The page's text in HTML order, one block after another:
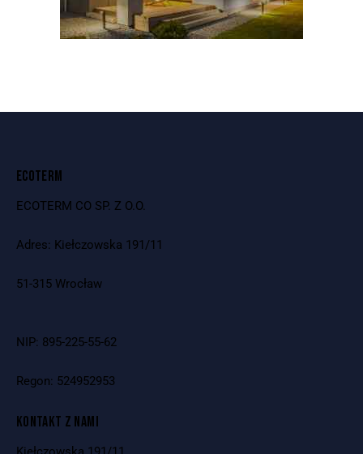
ECOTERM
ECOTERM CO SP. Z O.O.
Adres: Kiełczowska 191/11
51-315 Wrocław
NIP: 895-225-55-62
Regon: 524952953
KONTAKT Z NAMI